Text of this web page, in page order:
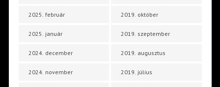
2025. február
2025. január
2024. december
2024. november
2019. október
2019. szeptember
2019. augusztus
2019. július